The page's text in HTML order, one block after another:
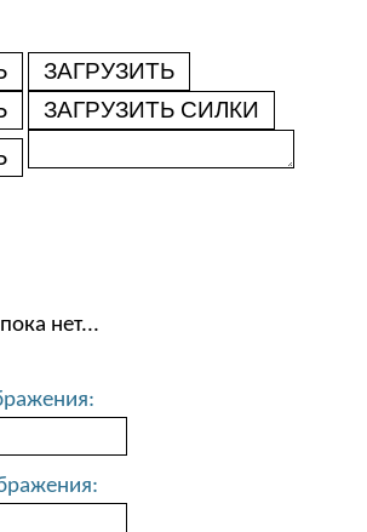
ЗАГРУЗИТЬ
ЗАГРУЗИТЬ СИЛКИ
нет...